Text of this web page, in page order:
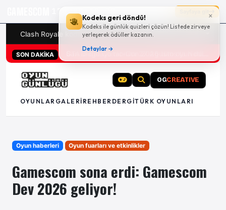
×
Kodeks geri döndü!
Kodeks ile günlük quizleri çözün! Listede zirveye
yerleşerek ödüller kazanın.
Detaylar →
17g 00:10:30
Clash Royale kodları Türk oyunları (PC ve konsollar) -
SON DAKİKA
OGCREATIVE
OYUNLAR GALERI REHBER DERGITÜRK OYUNLARI
Oyun haberleri Oyun fuarları ve etkinlikler
Gamescom sona erdi: Gamescom
Dev 2026 geliyor!